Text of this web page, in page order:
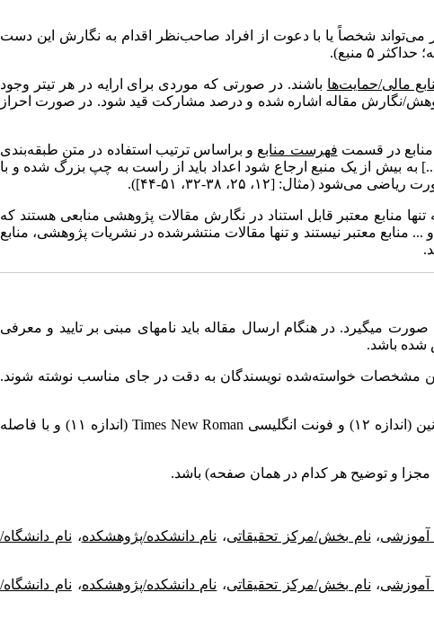
می‌تواند شخصاً یا با دعوت از افراد صاحب‌نظر اقدام به نگارش این دست
مالی/حمایت‌ها باشند. در صورتی که موردی برای ارایه در هر تیتر وجود
نگارش مقاله اشاره شده و درصد مشارکت قید شود. در صورت احراز
منابع در قسمت فهرست منابع و براساس ترتیب استفاده در متن طبقه­‌بندی
بیش از یک منبع ارجاع شود اعداد باید از راست به چپ بزرگ شده و با
منابع معتبر قابل استناد در نگارش مقالات پژوهشی منابعی هستند که
... منابع معتبر نیستند و تنها مقالات منتشرشده در نشریات پژوهشی، منابع
می­گیرد. در هنگام ارسال مقاله باید نامه­ای مبنی بر تایید و معرفی
باشد.
مشخصات خواسته‌شده نویسندگان به دقت در جای مناسب نوشته شوند.
Times New Roman
(اندازه ۱۱) و با فاصله
و توضیح هر کدام در همان صفحه) باشد.
آموزشی، نام بخش/مرکز تحقیقاتی، نام دانشکده/پژوهشکده، نام دانشگاه/
آموزشی، نام بخش/مرکز تحقیقاتی، نام دانشکده/پژوهشکده، نام دانشگاه/